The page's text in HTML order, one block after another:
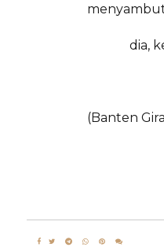
dia,
(Banten